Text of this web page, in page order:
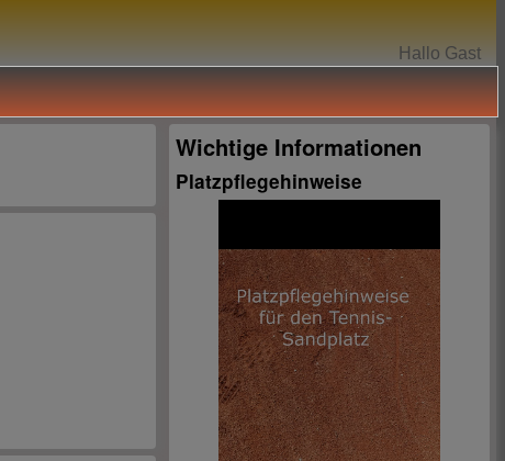
Hallo Gast
Wichtige Informationen
Platzpflegehinweise